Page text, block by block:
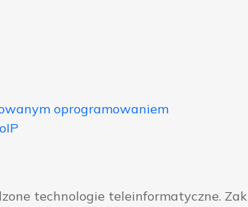
oprogramowaniem
technologie teleinformatyczne.